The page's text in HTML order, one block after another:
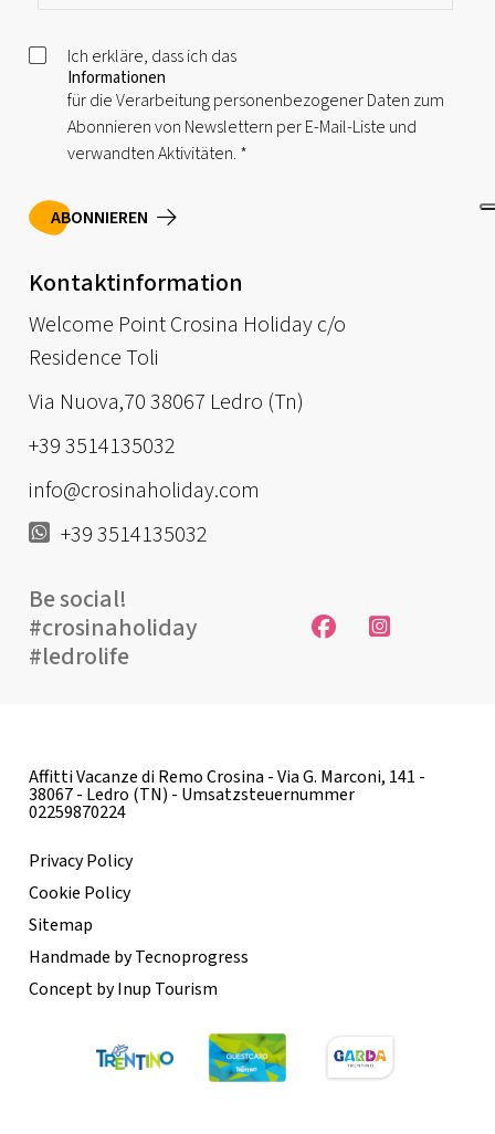
Ich erkläre, dass ich das
Informationen
für die Verarbeitung personenbezogener Daten zum
Abonnieren von Newslettern per E-Mail-Liste und
verwandten Aktivitäten. *
ABONNIEREN
Kontaktinformation
Welcome Point Crosina Holiday c/o
Residence Toli
Via Nuova,70 38067 Ledro (Tn)
+39 3514135032
info@crosinaholiday.com
+39 3514135032
Be social!
#crosinaholiday
#ledrolife
Affitti Vacanze di Remo Crosina - Via G. Marconi, 141 -
38067 - Ledro (TN) - Umsatzsteuernummer
02259870224
Privacy Policy
Cookie Policy
Sitemap
Handmade by Tecnoprogress
Concept by Inup Tourism